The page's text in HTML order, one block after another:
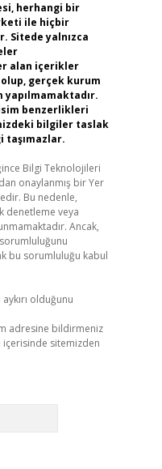
herhangi bir
ile hiçbir
Sitede yalnızca
alan içerikler
gerçek kurum
yapılmamaktadır.
benzerlikleri
bilgiler taslak
taşımazlar.
Bilgi Teknolojileri
onaylanmış bir Yer
Bu nedenle,
denetleme veya
Ancak,
bu sorumluluğu kabul
olduğunu
adresine bildirmeniz
sitemizden